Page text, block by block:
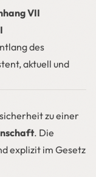
VII
des
aktuell und
zu einer
. Die
explizit im Gesetz